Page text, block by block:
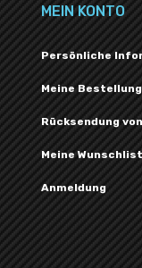
MEIN KONTO
Persönliche
Meine
Rücksendung
Meine
Anmeldung